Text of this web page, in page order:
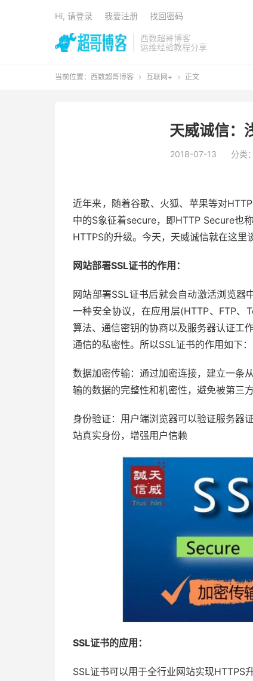
西数超哥博客
运维经验教程分享
Hi, 请登录 我要注册 找回密码
当前位置： 西数超哥博客  互联网+  正文
天威诚信：
2018-07-13 分类：
近年来，随着谷歌、火狐、苹果等对
中的S象征着secure，即HTTP Secure也
HTTPS的升级。今天，天威诚信就在这里
网站部署SSL证书的作用：
网站部署SSL证书后就会自动激活浏览器
一种安全协议，在应用层(HTTP、FTP
算法、通信密钥的协商以及服务器认证工
通信的私密性。所以SSL证书的作用如下：
数据加密传输：通过加密连接，建立一条
输的数据的完整性和机密性，避免被第三
身份验证：用户端浏览器可以验证服务器
站真实身份，增强用户信赖
SSL证书的应用：
SSL证书可以用于全行业网站实现HTTPS